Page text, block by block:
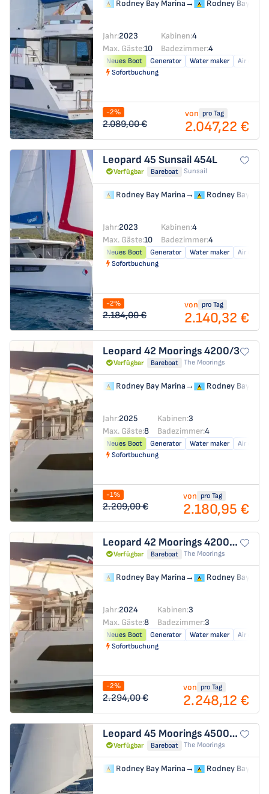
Rodney Bay Marina→ Rodney Bay
Jahr:2023 Kabinen:4
Max. Gäste:10 Badezimmer:4
Neues Boot Generator Water maker
Air
Sofortbuchung
-2%
2.089,00 €
von pro Tag
2.047,22 €
Leopard 45 Sunsail 454L
Verfügbar Bareboat Sunsail
Rodney Bay Marina→ Rodney Bay
Jahr:2023 Kabinen:4
Max. Gäste:10 Badezimmer:4
Neues Boot Generator Water maker
Air
Sofortbuchung
-2%
2.184,00 €
von pro Tag
2.140,32 €
Leopard 42 Moorings 4200/3
Verfügbar Bareboat The Moorings
Rodney Bay Marina→ Rodney Bay
Jahr:2025 Kabinen:3
Max. Gäste:8 Badezimmer:4
Neues Boot Generator Water maker
Air
Sofortbuchung
-1%
2.209,00 €
von pro Tag
2.180,95 €
Leopard 42 Moorings 4200/3/3
Verfügbar Bareboat The Moorings
Rodney Bay Marina→ Rodney Bay
Jahr:2024 Kabinen:3
Max. Gäste:8 Badezimmer:3
Neues Boot Generator Water maker
Air
Sofortbuchung
-2%
2.294,00 €
von pro Tag
2.248,12 €
Leopard 45 Moorings 4500L/10
Verfügbar Bareboat The Moorings
Rodney Bay Marina→ Rodney Bay